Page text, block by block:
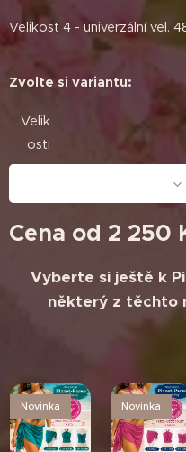
Velikost 4 - univerzální vel.
Zvolte si variantu:
Velik
osti
Cena od 2 250
Vyberte si ještě k
některý z těchto
Novinka Novinka